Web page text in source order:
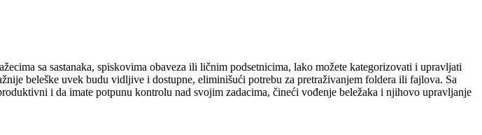
sa sastanaka, spiskovima obaveza ili ličnim podsetnicima, lako možete kategorizovati i upravljati
beleške uvek budu vidljive i dostupne, eliminišući potrebu za pretraživanjem foldera ili fajlova. Sa
i da imate potpunu kontrolu nad svojim zadacima, čineći vođenje beležaka i njihovo upravljanje